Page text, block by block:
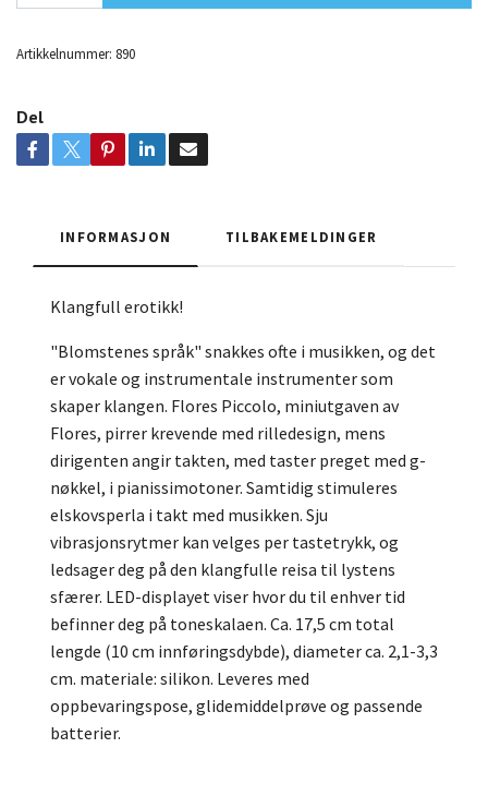
Artikkelnummer: 890
Del
INFORMASJON TILBAKEMELDINGER
Klangfull erotikk!
"Blomstenes språk" snakkes ofte i musikken, og det
er vokale og instrumentale instrumenter som
skaper klangen. Flores Piccolo, miniutgaven av
Flores, pirrer krevende med rilledesign, mens
dirigenten angir takten, med taster preget med g-
nøkkel, i pianissimotoner. Samtidig stimuleres
elskovsperla i takt med musikken. Sju
vibrasjonsrytmer kan velges per tastetrykk, og
ledsager deg på den klangfulle reisa til lystens
sfærer. LED-displayet viser hvor du til enhver tid
befinner deg på toneskalaen. Ca. 17,5 cm total
lengde (10 cm innføringsdybde), diameter ca. 2,1-3,3
cm. materiale: silikon. Leveres med
oppbevaringspose, glidemiddelprøve og passende
batterier.